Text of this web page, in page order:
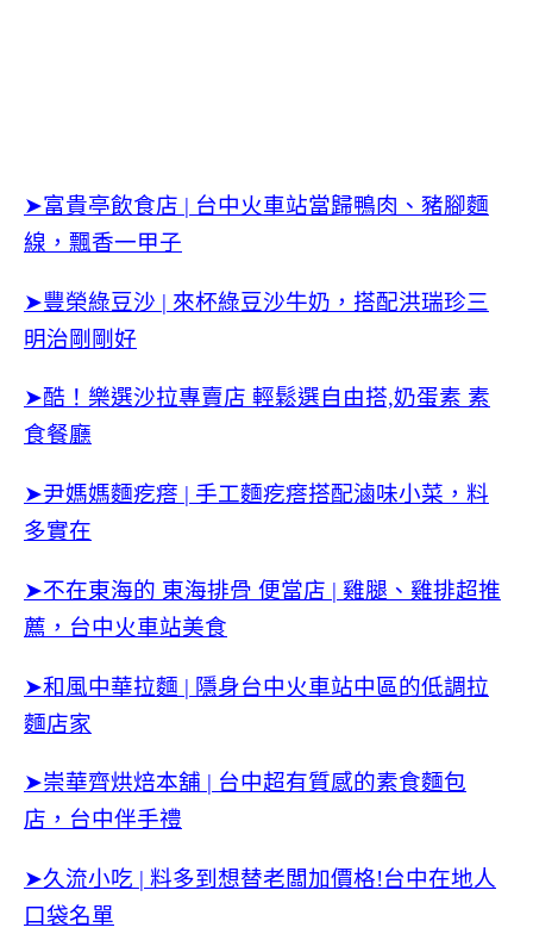
➤富貴亭飲食店 | 台中火車站當歸鴨肉、豬腳麵
線，飄香一甲子
➤豐榮綠豆沙 | 來杯綠豆沙牛奶，搭配洪瑞珍三
明治剛剛好
➤酷！樂選沙拉專賣店 輕鬆選自由搭,奶蛋素 素
食餐廳
➤尹媽媽麵疙瘩 | 手工麵疙瘩搭配滷味小菜，料
多實在
➤不在東海的 東海排骨 便當店 | 雞腿、雞排超推
薦，台中火車站美食
➤和風中華拉麵 | 隱身台中火車站中區的低調拉
麵店家
➤崇華齊烘焙本舖 | 台中超有質感的素食麵包
店，台中伴手禮
➤久流小吃 | 料多到想替老闆加價格!台中在地人
口袋名單